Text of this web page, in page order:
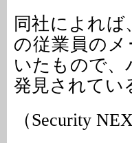
同社によれ
の従業員の
いたもので
発見されてい
（Security